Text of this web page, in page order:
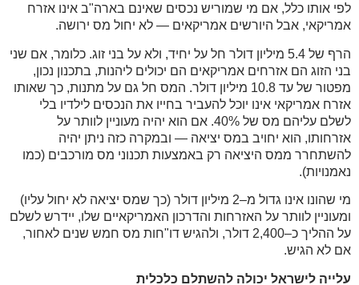
לפי אותו כלל, אם מי שמוריש נכסים שאינם בארה"ב אינו אזרח
אמריקאי, אבל היורשים אמריקאים — לא יחול מס ירושה.
הרף של 5.4 מיליון דולר חל על יחיד, ולא על בני זוג. כלומר, אם שני
בני הזוג הם אזרחים אמריקאים הם יכולים ליהנות, בתכנון נכון,
מפטור של עד 10.8 מיליון דולר. המס חל גם על מתנות, כך שאותו
אזרח אמריקאי אינו יוכל להעביר בחייו את הנכסים לילדיו בלי
לשלם עליהם מס של 40%. אם הוא יהיה מעוניין לוותר על
אזרחותו, הוא יחויב במס יציאה — ובמקרה כזה ניתן יהיה
להשתחרר ממס היציאה רק באמצעות תכנוני מס מורכבים (כמו
נאמנויות).
מי שהונו אינו גדול מ–2 מיליון דולר (כך שמס יציאה לא יחול עליו)
ומעוניין לוותר על האזרחות והדרכון האמריקאיים שלו, יידרש לשלם
על ההליך כ–2,400 דולר, ולהגיש דו"חות מס חמש שנים לאחור,
אם לא הגיש.
עלייה לישראל יכולה להשתלם כלכלית